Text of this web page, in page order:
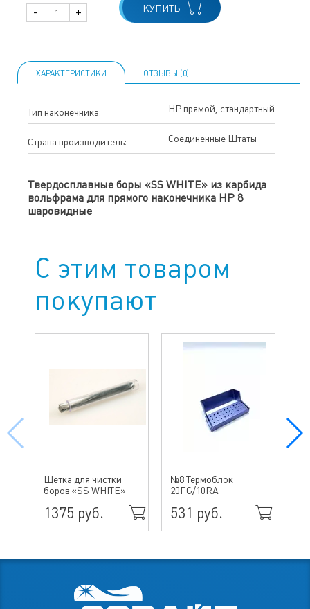
- + КУПИТЬ
ХАРАКТЕРИСТИКИ ОТЗЫВЫ (0)
Тип наконечника: HP прямой, стандартный
Страна производитель: Соединенные Штаты
Твердосплавные боры «SS WHITE» из карбида
вольфрама для прямого наконечника HP 8
шаровидные
С этим товаром
покупают
Щетка для чистки
боров «SS WHITE»
1375 руб.
№8 Термоблок
20FG/10RA
531 руб.